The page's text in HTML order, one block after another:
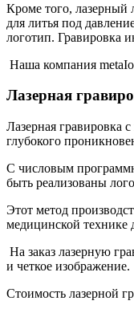
Кроме того,
для литья под
логотип. Гравировка
Наша компания
Лазерная
Лазерная гравировка
глубокого
С числовым
быть реализованы
Этот метод
медицинской технике
На заказ лазерную
и четкое изображение.
Стоимость лазерной